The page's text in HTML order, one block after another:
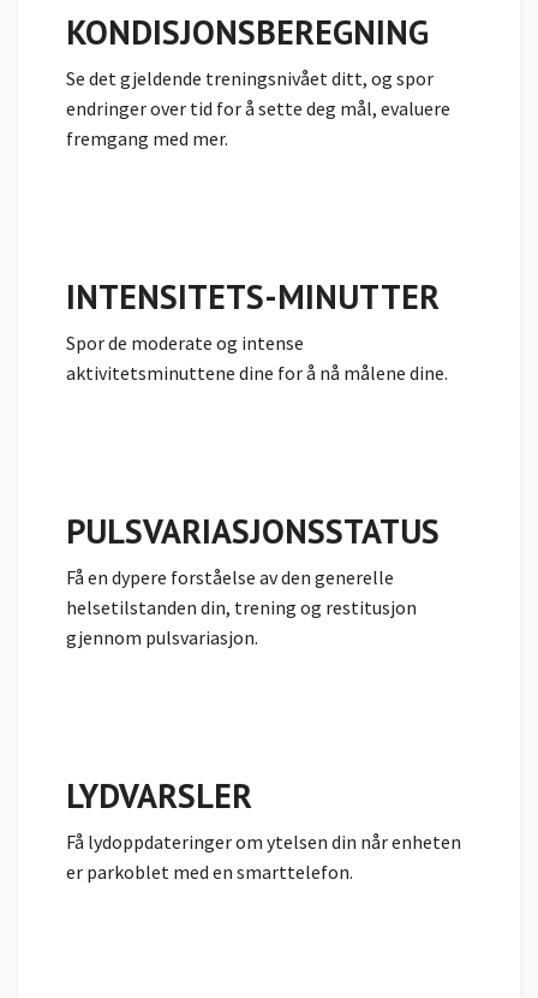
KONDISJONS­BEREGNING
Se det gjeldende treningsnivået ditt, og spor
endringer over tid for å sette deg mål, evaluere
fremgang med mer.
INTENSITETS-MINUTTER
Spor de moderate og intense
aktivitetsminuttene dine for å nå målene dine.
PULSVARIAS­JONSSTATUS
Få en dypere forståelse av den generelle
helsetilstanden din, trening og restitusjon
gjennom pulsvariasjon.
LYDVARSLER
Få lydoppdateringer om ytelsen din når enheten
er parkoblet med en smarttelefon.